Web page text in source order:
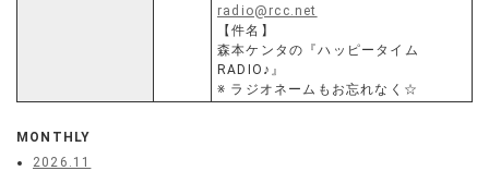
radio@rcc.net
【件名】
森本ケンタの『ハッピータイム
RADIO♪』
※ ラジオネームもお忘れなく☆
MONTHLY
2026.11